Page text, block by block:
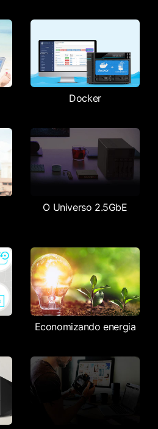
Docker
O Universo 2.5GbE
Economizando energia